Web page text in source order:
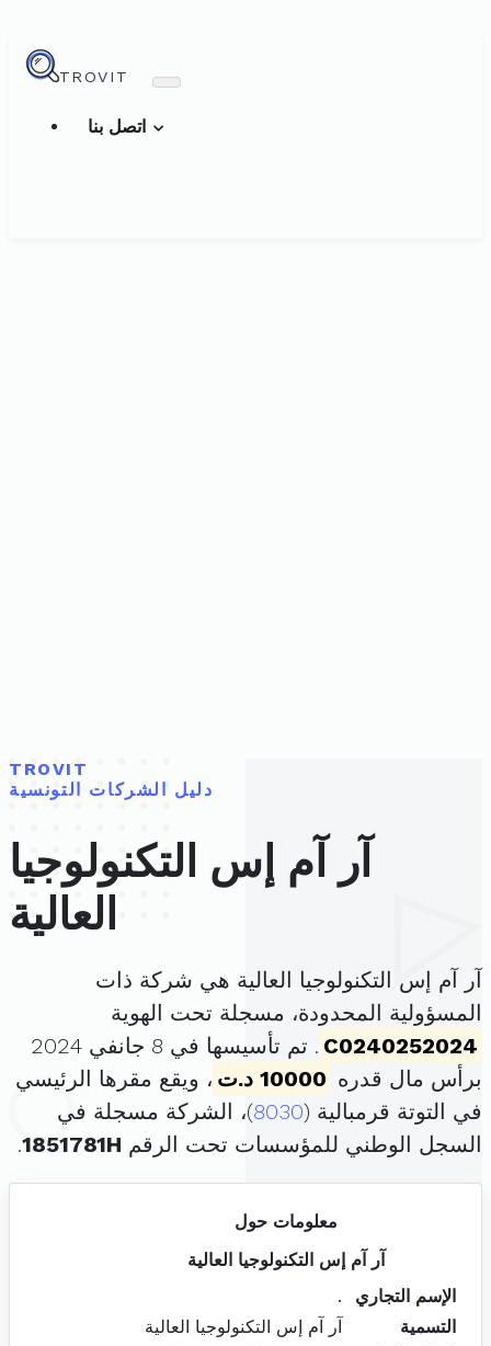
TROVIT
TROVIT
دليل الشركات التونسية
آر آم إس التكنولوجيا
العالية
آر آم إس التكنولوجيا العالية هي شركة ذات
المسؤولية المحدودة، مسجلة تحت الهوية
C0240252024
. تم تأسيسها في 8 جانفي 2024
برأس مال قدره 10000 د.ت
، ويقع مقرها الرئيسي
في التوتة قرمبالية (8030)، الشركة مسجلة في
السجل الوطني للمؤسسات تحت الرقم 1851781H
.
معلومات حول
آر آم إس التكنولوجيا العالية
الإسم التجاري
.
التسمية
آر آم إس التكنولوجيا العالية